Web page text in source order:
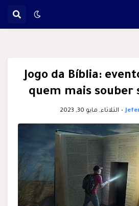
Jogo da Bíblia:
quem mais souber
• الثلاثاء, مايو 30, 2023